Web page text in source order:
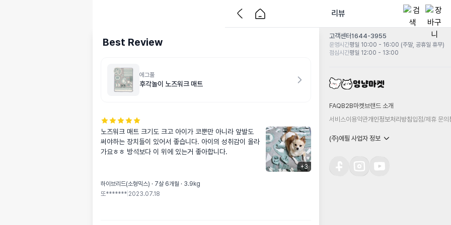
리뷰
Best Review
에그풀
후각놀이 노즈워크 매트
+3
노즈워크 매트 크기도 크고 아이가 코뿐만 아니라 앞발도
써야하는 장치들이 있어서 좋습니다. 아이의 성취감이 올라
가요ㅎㅎ 방석보다 이 위에 있는거 좋아합니다.
하이브리드(소형믹스) · 7살 6개월 · 3.9kg
또******* 2023.07.18
고객센터1644-3955
운영시간평일 10:00 - 16:00 (주말, 공휴일 휴무)
점심시간평일 12:00 - 13:00
FAQB2B마켓 브랜드 소개
서비스이용약관개인정보처리방침입점/제휴 문의
(주)에필 사업자 정보